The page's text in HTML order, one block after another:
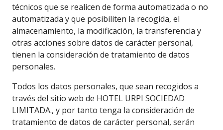
técnicos que se realicen de forma automatizada o no
automatizada y que posibiliten la recogida, el
almacenamiento, la modificación, la transferencia y
otras acciones sobre datos de carácter personal,
tienen la consideración de tratamiento de datos
personales.
Todos los datos personales, que sean recogidos a
través del sitio web de HOTEL URPI SOCIEDAD
LIMITADA., y por tanto tenga la consideración de
tratamiento de datos de carácter personal, serán